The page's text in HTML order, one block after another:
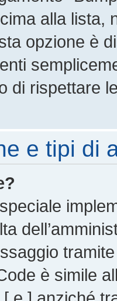
alla lista,
opzione è
di rispettare
e tipi di
è simile